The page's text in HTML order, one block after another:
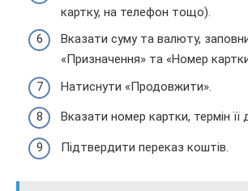
картку, на телефон тощо).
Вказати суму та валюту,
«Призначення» та «Номер
Натиснути «Продовжити».
Вказати номер картки, термін її
Підтвердити переказ коштів.